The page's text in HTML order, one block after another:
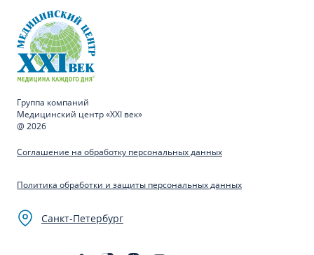
Группа компаний
Медицинский центр «XXI век»
@ 2026
Соглашение на обработку персональных данных
Политика обработки и защиты персональных данных
Санкт-Петербург